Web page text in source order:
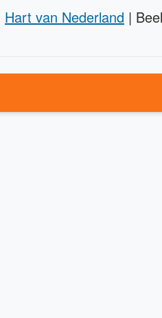
Hart van Nederland |